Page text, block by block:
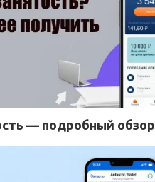
— подробный обзор